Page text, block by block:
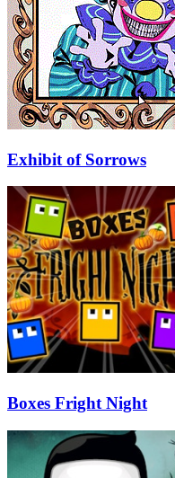
Exhibit of Sorrows
Boxes Fright Night